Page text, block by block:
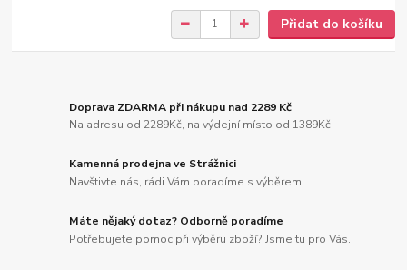
Přidat do košíku
Doprava ZDARMA při nákupu nad 2289 Kč
Na adresu od 2289Kč, na výdejní místo od 1389Kč
Kamenná prodejna ve Strážnici
Navštivte nás, rádi Vám poradíme s výběrem.
Máte nějaký dotaz? Odborně poradíme
Potřebujete pomoc při výběru zboží? Jsme tu pro Vás.